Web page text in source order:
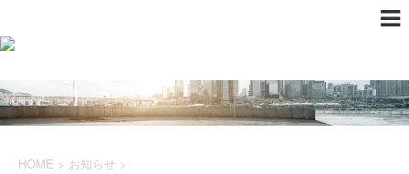
HOME > お知らせ >